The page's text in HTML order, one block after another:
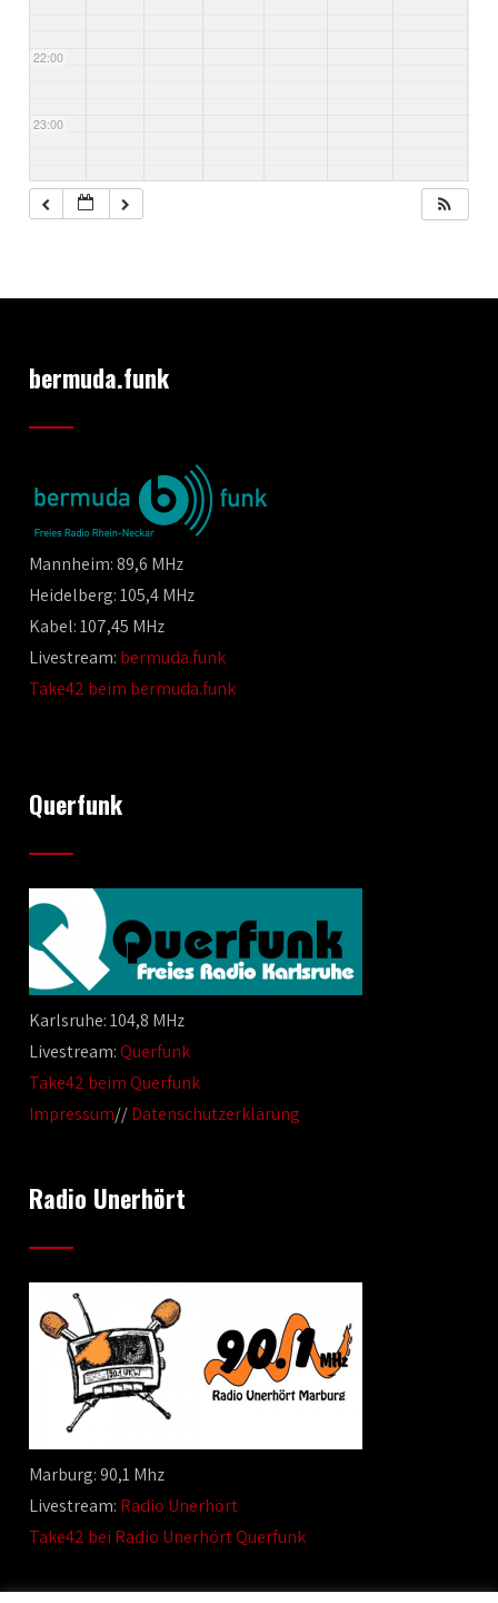
22:00
23:00
bermuda.funk
Mannheim: 89,6 MHz
Heidelberg: 105,4 MHz
Kabel: 107,45 MHz
Livestream: bermuda.funk
Take42 beim bermuda.funk
Querfunk
Karlsruhe: 104,8 MHz
Livestream:Querfunk
Take42 beim Querfunk
Impressum//Datenschutzerklärung
Radio Unerhört
Marburg: 90,1 Mhz
Livestream: Radio Unerhört
Take42 bei Radio Unerhört Querfunk